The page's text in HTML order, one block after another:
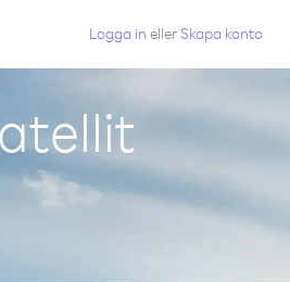
Logga in eller Skapa konto